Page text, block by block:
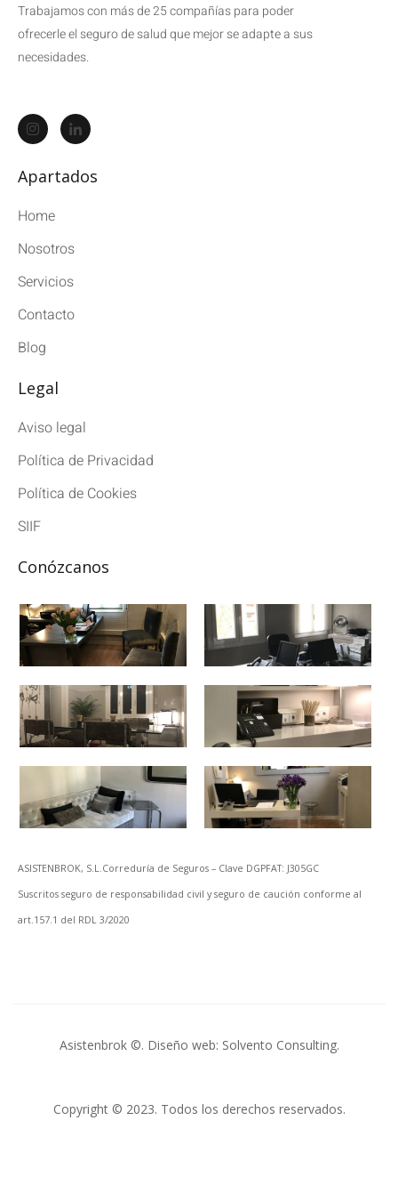
Trabajamos con más de 25 compañías para poder
ofrecerle el seguro de salud que mejor se adapte a sus
necesidades.
Apartados
Home
Nosotros
Servicios
Contacto
Blog
Legal
Aviso legal
Política de Privacidad
Política de Cookies
SIIF
Conózcanos
ASISTENBROK, S.L.Correduría de Seguros – Clave DGPFAT: J305GC
Suscritos seguro de responsabilidad civil y seguro de caución conforme al
art.157.1 del RDL 3/2020
Asistenbrok ©. Diseño web: Solvento Consulting.
Copyright © 2023. Todos los derechos reservados.